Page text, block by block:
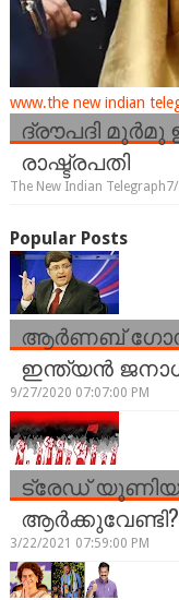
www.the new indian
ദ്രൗപദി
രാഷ്ട്രപതി
The New Indian Telegraph
Popular Posts
ആർണബ്
ഇന്ത്യൻ
9/27/2020 07:07:00 PM
ട്രേഡ്
ആര്‍ക്കുവേണ്ടി?
3/22/2021 07:59:00 PM